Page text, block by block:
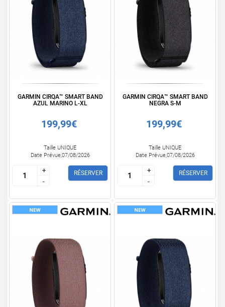
GARMIN CIRQA™ SMART BAND
AZUL MARINO L-XL
199,99€
Taille UNIQUE
Date Prévue,07/08/2026
+
-
+
-
RÉSERVER
GARMIN CIRQA™ SMART BAND
NEGRA S-M
199,99€
Taille UNIQUE
Date Prévue,07/08/2026
+
-
+
-
RÉSERVER